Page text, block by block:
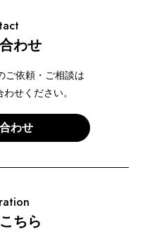
わせ
ご依頼・ご相談は
せください。
わせ
ちら